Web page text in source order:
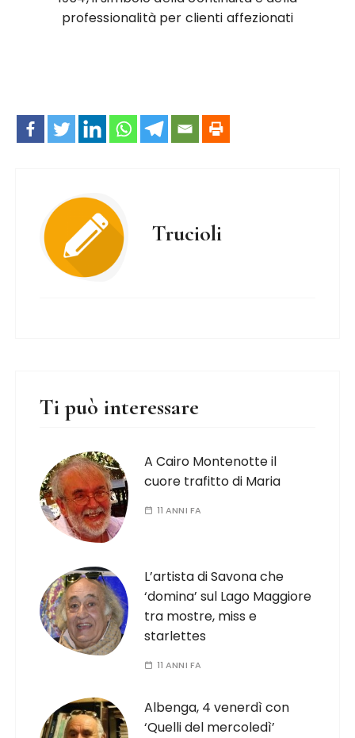
professionalità per clienti affezionati
Trucioli
Ti può interessare
A Cairo Montenotte il
cuore trafitto di Maria
11 ANNI FA
L’artista di Savona che
‘domina’ sul Lago Maggiore
tra mostre, miss e
starlettes
11 ANNI FA
Albenga, 4 venerdì con
‘Quelli del mercoledì’